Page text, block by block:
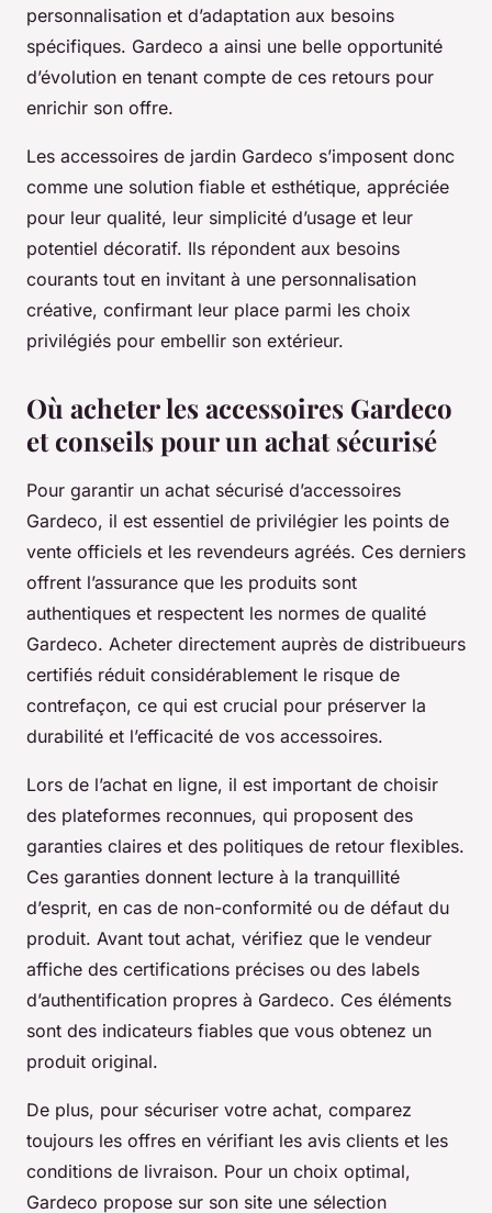
personnalisation et d’adaptation aux besoins
spécifiques. Gardeco a ainsi une belle opportunité
d’évolution en tenant compte de ces retours pour
enrichir son offre.
Les accessoires de jardin Gardeco s’imposent donc
comme une solution fiable et esthétique, appréciée
pour leur qualité, leur simplicité d’usage et leur
potentiel décoratif. Ils répondent aux besoins
courants tout en invitant à une personnalisation
créative, confirmant leur place parmi les choix
privilégiés pour embellir son extérieur.
Où acheter les accessoires Gardeco
et conseils pour un achat sécurisé
Pour garantir un achat sécurisé d’accessoires
Gardeco, il est essentiel de privilégier les points de
vente officiels et les revendeurs agréés. Ces derniers
offrent l’assurance que les produits sont
authentiques et respectent les normes de qualité
Gardeco. Acheter directement auprès de distribueurs
certifiés réduit considérablement le risque de
contrefaçon, ce qui est crucial pour préserver la
durabilité et l’efficacité de vos accessoires.
Lors de l’achat en ligne, il est important de choisir
des plateformes reconnues, qui proposent des
garanties claires et des politiques de retour flexibles.
Ces garanties donnent lecture à la tranquillité
d’esprit, en cas de non-conformité ou de défaut du
produit. Avant tout achat, vérifiez que le vendeur
affiche des certifications précises ou des labels
d’authentification propres à Gardeco. Ces éléments
sont des indicateurs fiables que vous obtenez un
produit original.
De plus, pour sécuriser votre achat, comparez
toujours les offres en vérifiant les avis clients et les
conditions de livraison. Pour un choix optimal,
Gardeco propose sur son site une sélection